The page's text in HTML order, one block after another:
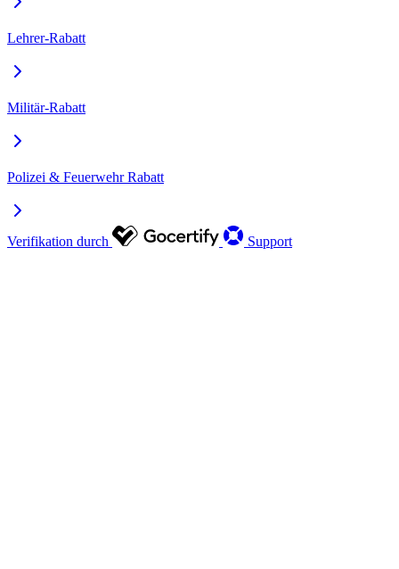
Lehrer-Rabatt
Militär-Rabatt
Polizei & Feuerwehr Rabatt
Verifikation durch Support